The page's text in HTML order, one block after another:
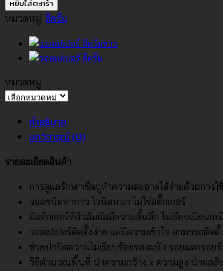
สี
ขาว
No.346-
10
ชิ้น
หยิบใส่ตะกร้า
หมวดหมู่: สีครีม
หมวดหมู่
หมวด
คำอธิบาย
บทวิจารณ์ (0)
รายละเอียดสินค้า
การดูแลรักษาเช็ดถูทำความสะอาดได้ง่ายด้วยการ
วอลชนิดทากาว ไวนิลหนา ไม่ใช่สติ๊กเกอร์
มีแท็กเจอร์ที่ผิวสัมผัสมีความตื้นลึก ไม่เรียบเนียนเห
วอลเปเปอร์ติดตั้งง่าย แค่มีความเข้าใจ สามารถติดตั้
ช่วยปกปิดความไม่เรียบร้อยของผนัง รอยแตกรอยร้
วิธีคำนวณพื้นที่ นำความกว้าง x ความสูง นำผลลัพ